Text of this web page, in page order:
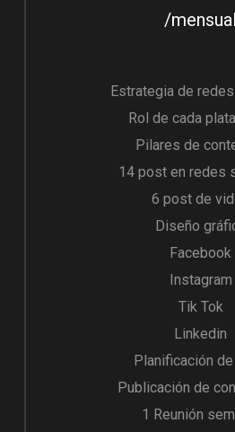
/mensual
Estrategia de
Rol de cada
Pilares de
14 post en redes
6 post de
Diseño
Facebook
Instagram
Tik Tok
Linkedin
Planificación
Publicación de
1 Reunión